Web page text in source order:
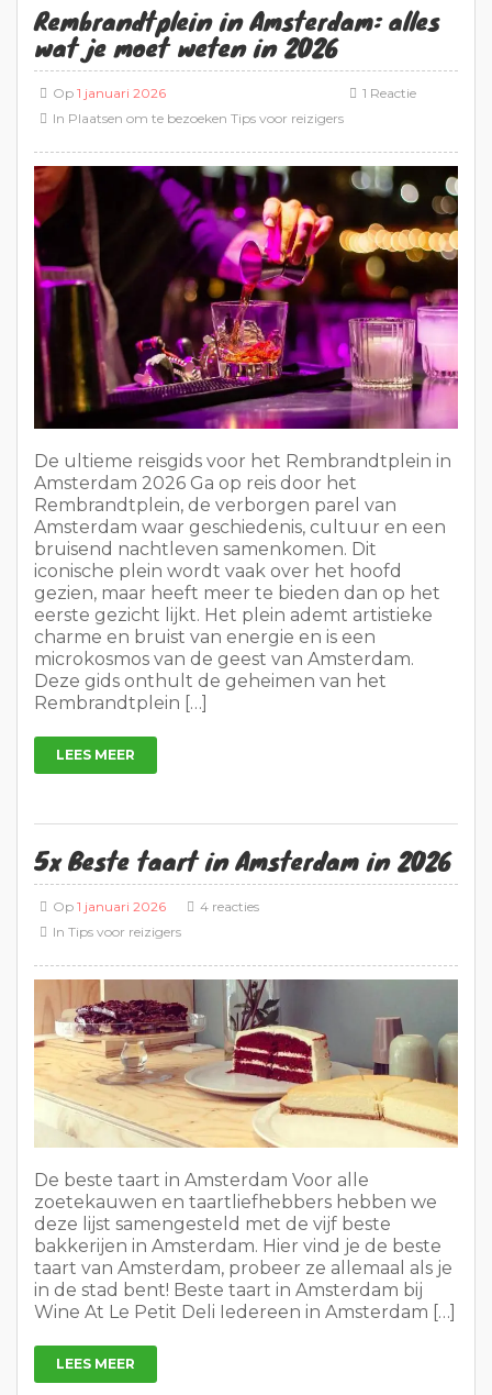
Rembrandtplein in Amsterdam: alles
wat je moet weten in 2026
Op 1 januari 2026
In Plaatsen om te bezoeken Tips voor reizigers
1 Reactie
De ultieme reisgids voor het Rembrandtplein in
Amsterdam 2026 Ga op reis door het
Rembrandtplein, de verborgen parel van
Amsterdam waar geschiedenis, cultuur en een
bruisend nachtleven samenkomen. Dit
iconische plein wordt vaak over het hoofd
gezien, maar heeft meer te bieden dan op het
eerste gezicht lijkt. Het plein ademt artistieke
charme en bruist van energie en is een
microkosmos van de geest van Amsterdam.
Deze gids onthult de geheimen van het
Rembrandtplein […]
LEES MEER
5x Beste taart in Amsterdam in 2026
Op 1 januari 2026
In Tips voor reizigers
4 reacties
De beste taart in Amsterdam Voor alle
zoetekauwen en taartliefhebbers hebben we
deze lijst samengesteld met de vijf beste
bakkerijen in Amsterdam. Hier vind je de beste
taart van Amsterdam, probeer ze allemaal als je
in de stad bent! Beste taart in Amsterdam bij
Wine At Le Petit Deli Iedereen in Amsterdam […]
LEES MEER